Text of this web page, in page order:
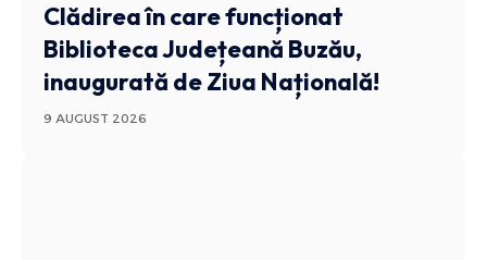
Clădirea în care funcționat
Biblioteca Județeană Buzău,
inaugurată de Ziua Națională!
9 AUGUST 2026